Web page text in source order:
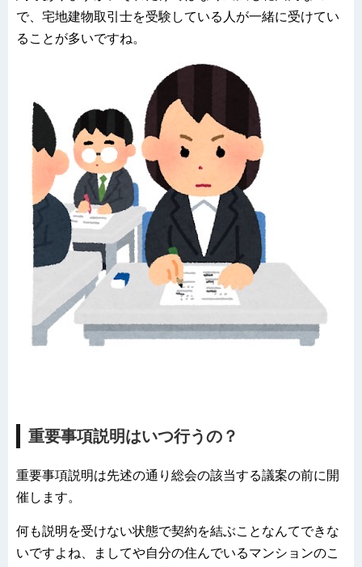
で、宅地建物取引士を受験している人が一緒に受けてい
ることが多いですね。
重要事項説明はいつ行うの？
重要事項説明は先述の通り総会の該当する議案の前に開
催します。
何も説明を受けない状態で契約を結ぶことなんてできな
いですよね、ましてや自分の住んでいるマンションのこ